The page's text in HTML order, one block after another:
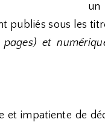
un
publiés sous les
et
et impatiente de